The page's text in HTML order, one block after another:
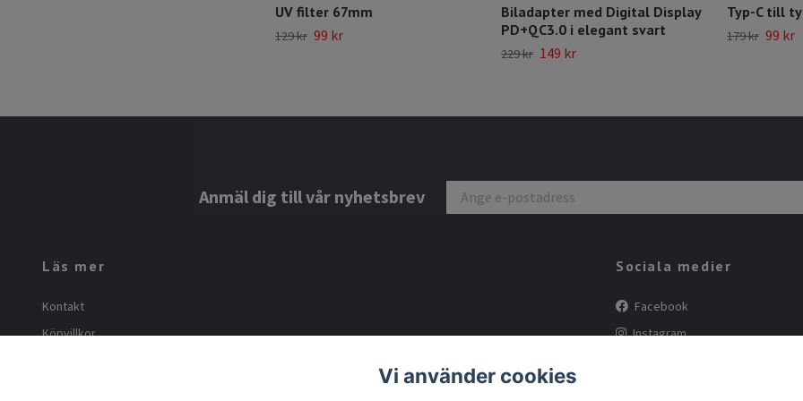
UV filter 67mm
129 kr 99 kr
Biladapter med Digital Display
PD+QC3.0 i elegant svart
229 kr 149 kr
Typ-C till
179 kr 99 kr
Anmäl dig till vår nyhetsbrev
Läs mer
Kontakt
Köpvillkor
Sociala medier
Facebook
Instagram
Vi använder cookies